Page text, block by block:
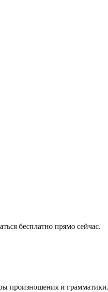
бесплатно прямо сейчас.
произношения и